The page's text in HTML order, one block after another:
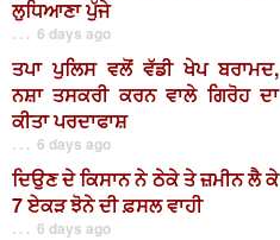
ਲੁਧਿਆਣਾ ਪੁੱਜੇ
. . . 6 days ago
ਤਪਾ ਪੁਲਿਸ ਵਲੋਂ ਵੱਡੀ ਖੇਪ ਬਰਾਮਦ,
ਨਸ਼ਾ ਤਸਕਰੀ ਕਰਨ ਵਾਲੇ ਗਿਰੋਹ ਦਾ
ਕੀਤਾ ਪਰਦਾਫਾਸ਼
. . . 6 days ago
ਦਿਉਣ ਦੇ ਕਿਸਾਨ ਨੇ ਠੇਕੇ ਤੇ ਜ਼ਮੀਨ ਲੈ ਕੇ
7 ਏਕੜ ਝੋਨੇ ਦੀ ਫ਼ਸਲ ਵਾਹੀ
. . . 6 days ago